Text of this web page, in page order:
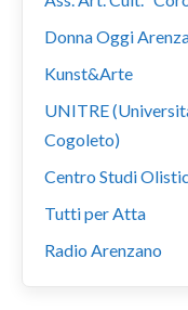
Donna Oggi
Kunst&Arte
UNITRE
Cogoleto)
Centro Studi
Tutti per Atta
Radio Arenzano